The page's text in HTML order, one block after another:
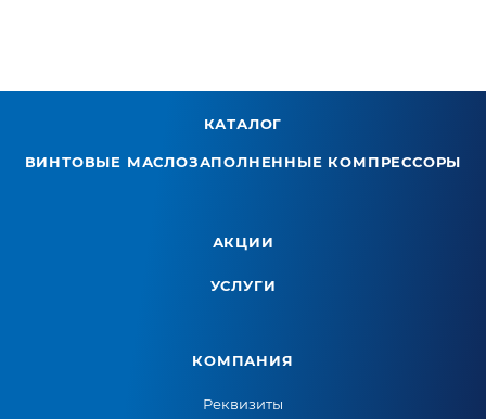
КАТАЛОГ
ВИНТОВЫЕ МАСЛОЗАПОЛНЕННЫЕ КОМПРЕССОРЫ
АКЦИИ
УСЛУГИ
КОМПАНИЯ
Реквизиты